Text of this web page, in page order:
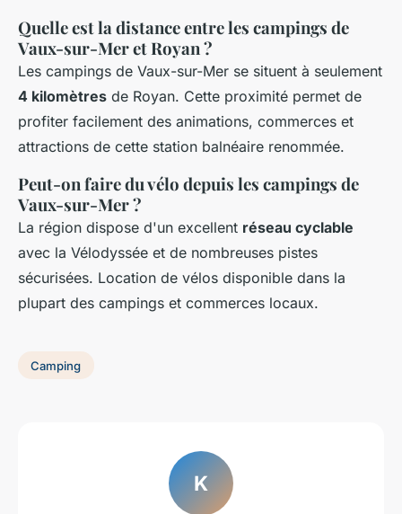
Quelle est la distance entre les campings de
Vaux-sur-Mer et Royan ?
Les campings de Vaux-sur-Mer se situent à seulement
4 kilomètres de Royan. Cette proximité permet de
profiter facilement des animations, commerces et
attractions de cette station balnéaire renommée.
Peut-on faire du vélo depuis les campings de
Vaux-sur-Mer ?
La région dispose d'un excellent réseau cyclable
avec la Vélodyssée et de nombreuses pistes
sécurisées. Location de vélos disponible dans la
plupart des campings et commerces locaux.
Camping
K